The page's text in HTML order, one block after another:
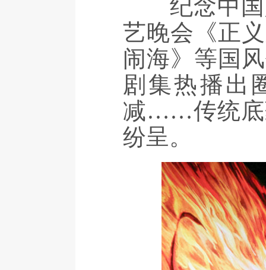
纪念中国
艺晚会《正
闹海》等国
剧集热播出
减……传统底
纷呈。